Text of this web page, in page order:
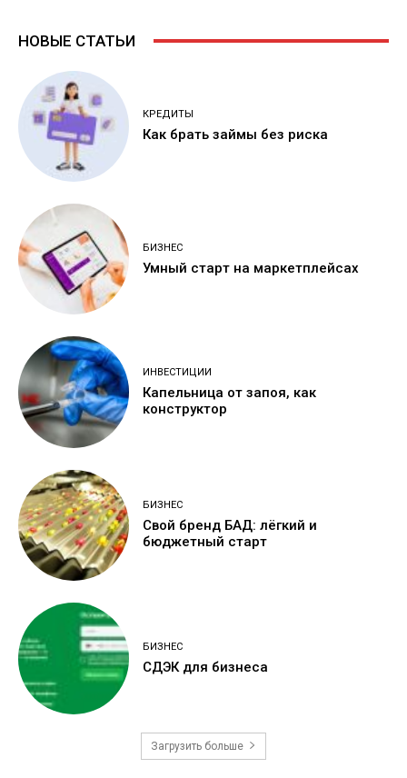
НОВЫЕ СТАТЬИ
КРЕДИТЫ
Как брать займы без риска
БИЗНЕС
Умный старт на маркетплейсах
ИНВЕСТИЦИИ
Капельница от запоя, как
конструктор
БИЗНЕС
Свой бренд БАД: лёгкий и
бюджетный старт
БИЗНЕС
СДЭК для бизнеса
Загрузить больше